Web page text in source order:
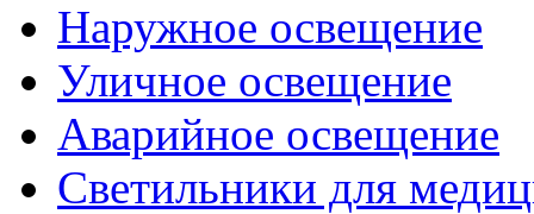
Наружное освещение
Уличное освещение
Аварийное освещение
Светильники для